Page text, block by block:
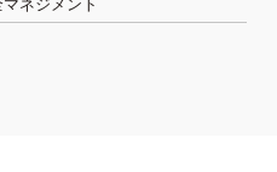
ネジメント